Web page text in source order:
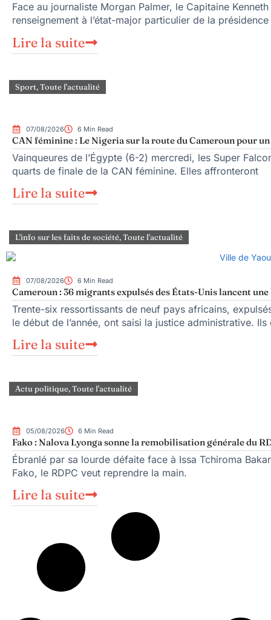
Face au journaliste Morgan Palmer, le Capitaine
renseignement à l’état-major particulier de la
Lire la suite
Sport,Toute l'actualité
07/08/2026 6 Min Read
CAN féminine : Le Nigeria sur la route du Cameroun pour
Vainqueures de l’Égypte (6-2) mercredi, les Super
quarts de finale de la CAN féminine. Elles affronteront
Lire la suite
L'info sur les faits de société,Toute l'actualité
07/08/2026 6 Min Read
Cameroun : 36 migrants expulsés des États-Unis lancent
Trente-six ressortissants de neuf pays africains,
le début de l’année, ont saisi la justice administrative. Ils
Lire la suite
Actu politique,Toute l'actualité
05/08/2026 6 Min Read
Fako : Nalova Lyonga sonne la remobilisation générale du
Ébranlé par sa lourde défaite face à Issa Tchiroma
Fako, le RDPC veut reprendre la main.
Lire la suite